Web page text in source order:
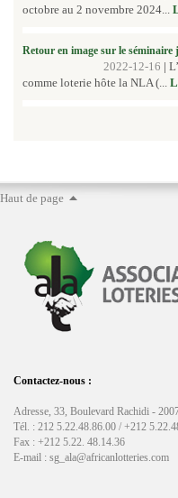
octobre au 2 novembre 2024...
Retour en image sur le séminaire
2022-12-16 |
comme loterie hôte la NLA (...
Haut de page
Contactez-nous :
Adresse, 33, Boulevard Rachidi -
Tél. : 212 5.22.48.86.00 / +212
Fax : +212 5.22. 48.14.36
E-mail : sg_ala@africanlotteries.com